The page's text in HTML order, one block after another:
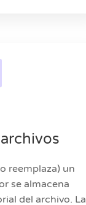
reemplaza) un
se almacena
del archivo. La